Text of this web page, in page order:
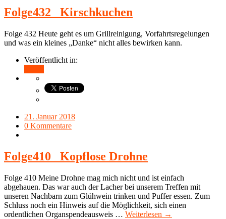
Folge432_ Kirschkuchen
Folge 432 Heute geht es um Grillreinigung, Vorfahrtsregelungen
und was ein kleines „Danke“ nicht alles bewirken kann.
Veröffentlicht in:
21. Januar 2018
0 Kommentare
Folge410_ Kopflose Drohne
Folge 410 Meine Drohne mag mich nicht und ist einfach
abgehauen. Das war auch der Lacher bei unserem Treffen mit
unseren Nachbarn zum Glühwein trinken und Puffer essen. Zum
Schluss noch ein Hinweis auf die Möglichkeit, sich einen
ordentlichen Organspendeausweis … Weiterlesen →